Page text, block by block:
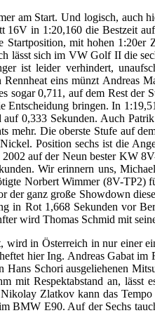
am Start. Und logisch, auch
in 1:20,160 die Bestzeit
mit hohen 1:20er
lässt sich im VW Golf II die
ist leider verhindert,
eins münzt Andreas
0,711, auf dem Rest der
bringen. In
0,333 Sekunden. Auch
mehr. Die oberste Stufe auf
Position sechs ist die
auf der Neun bester KW
Wir erinnern uns,
Norbert Wimmer (8V-
der ganz große Showdown
in Rot 1,668 Sekunden vor
wird Thomas Schmid mit
in Österreich in nur einer
hier Ing. Andreas Gabat im
Schori ausgeliehenen
Respektabstand an, lässt
Zlatkov kann das
BMW E90. Auf der Sechs